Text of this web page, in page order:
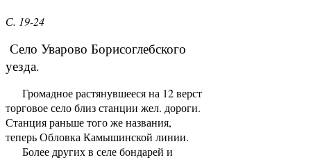
С. 19-24
Село Уварово Борисоглебского
уезда.
Громадное растянувшееся на 12 верст
торговое село близ станции жел. дороги.
Станция раньше того же названия,
теперь Обловка Камышинской линии.
Более других в селе бондарей и